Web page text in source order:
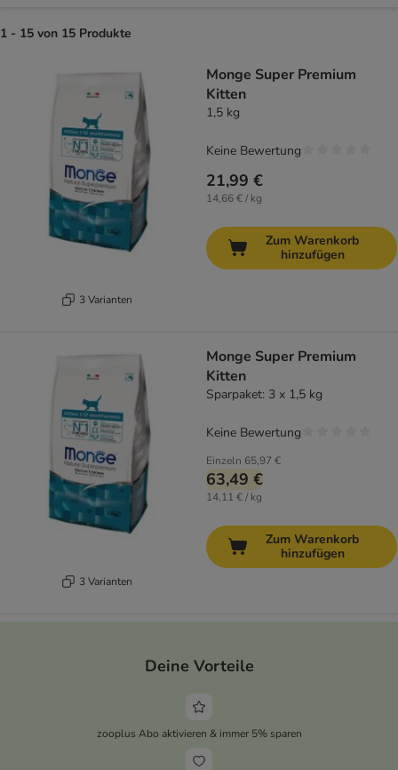
1 - 15 von 15 Produkte
3 Varianten
Monge Super Premium
Kitten
1,5 kg
21,99 €
14,66 € / kg
Keine Bewertung
Zum Warenkorb
hinzufügen
3 Varianten
Monge Super Premium
Kitten
Sparpaket: 3 x 1,5 kg
Einzeln 65,97 €
63,49 €
14,11 € / kg
Keine Bewertung
Zum Warenkorb
hinzufügen
Deine Vorteile
zooplus Abo aktivieren & immer 5% sparen